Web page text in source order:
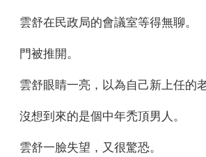
  雲舒在民政局的會議室等得無聊。
  門被推開。
雲舒眼睛一亮，以為自己新上任的
  沒想到來的是個中年禿頂男人。
  雲舒一臉失望，又很驚恐。